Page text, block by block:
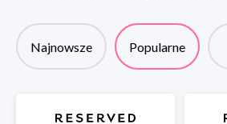
Najnowsze Popularne